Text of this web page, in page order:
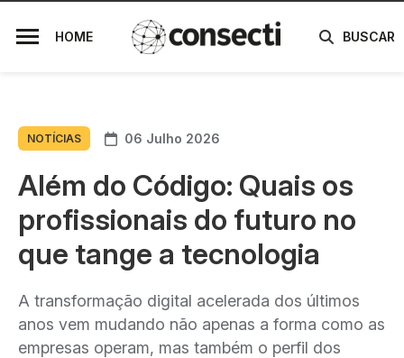
HOME BUSCAR
NOTÍCIAS 06 Julho 2026
Além do Código: Quais os
profissionais do futuro no
que tange a tecnologia
A transformação digital acelerada dos últimos
anos vem mudando não apenas a forma como as
empresas operam, mas também o perfil dos